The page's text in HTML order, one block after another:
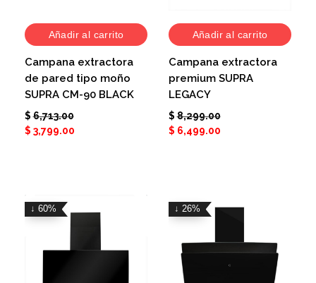
Añadir al carrito
Campana extractora
de pared tipo moño
SUPRA CM-90 BLACK
$ 6,713.00
$ 3,799.00
Añadir al carrito
Campana extractora
premium SUPRA
LEGACY
$ 8,299.00
$ 6,499.00
↓ 60% ↓ 26%